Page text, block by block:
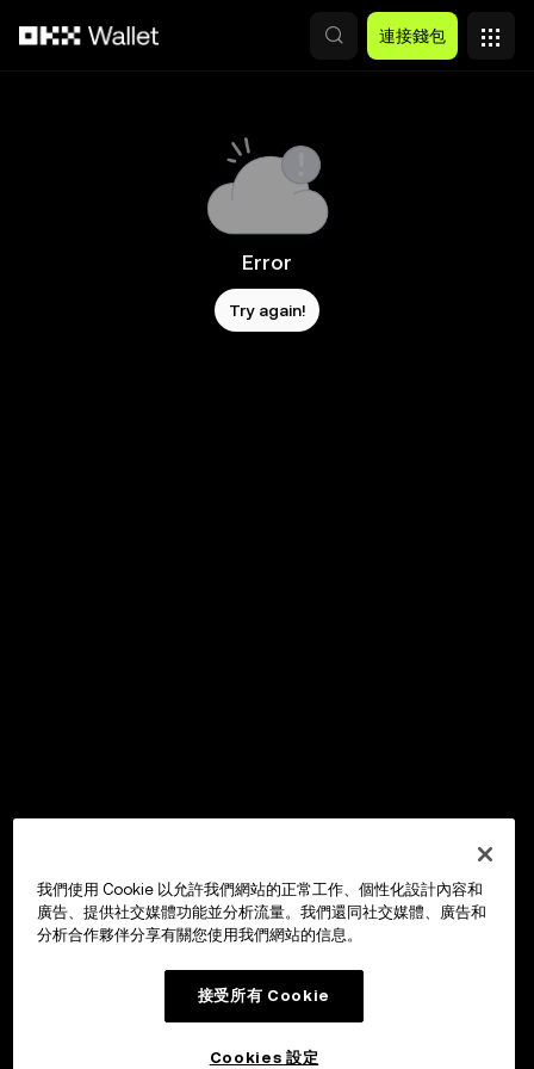
連接錢包
Error
Try again!
我們使用 Cookie 以允許我們網站的正常工作、個性化設計內容和
廣告、提供社交媒體功能並分析流量。我們還同社交媒體、廣告和
分析合作夥伴分享有關您使用我們網站的信息。
接受所有 Cookie
Cookies 設定